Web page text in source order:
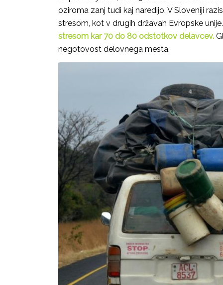
oziroma zanj tudi kaj naredijo. V Sloveniji
stresom, kot v drugih državah Evropske
stresom kar 70 do 80 odstotkov delavcev.
negotovost delovnega mesta.